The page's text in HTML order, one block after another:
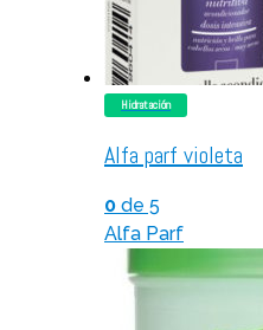
Hidratación
Alfa parf violeta
0 de 5
Alfa Parf